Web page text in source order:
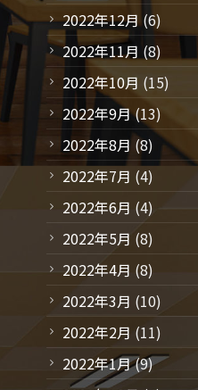
2022年12月 (6)
2022年11月 (8)
2022年10月 (15)
2022年9月(13)
2022年8月 (8)
2022年7月 (4)
2022年6月 (4)
2022年5月 (8)
2022年4月 (8)
2022年3月 (10)
2022年2月 (11)
2022年1月(9)